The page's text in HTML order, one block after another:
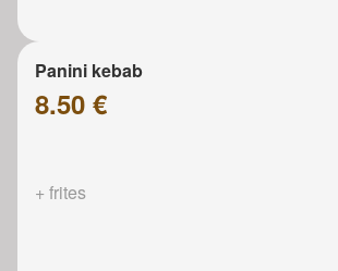
Panini kebab
8.50 €
+ frites